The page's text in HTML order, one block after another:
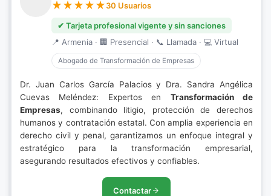
30 Usuarios
✔ Tarjeta profesional vigente y sin sanciones
📍 Armenia · 🏢 Presencial · 📞 Llamada · 💻 Virtual
Abogado de Transformación de Empresas
Dr. Juan Carlos García Palacios y Dra. Sandra Angélica
Cuevas Meléndez: Expertos en Transformación de
Empresas, combinando litigio, protección de derechos
humanos y contratación estatal. Con amplia experiencia en
derecho civil y penal, garantizamos un enfoque integral y
estratégico para la transformación empresarial,
asegurando resultados efectivos y confiables.
Contactar